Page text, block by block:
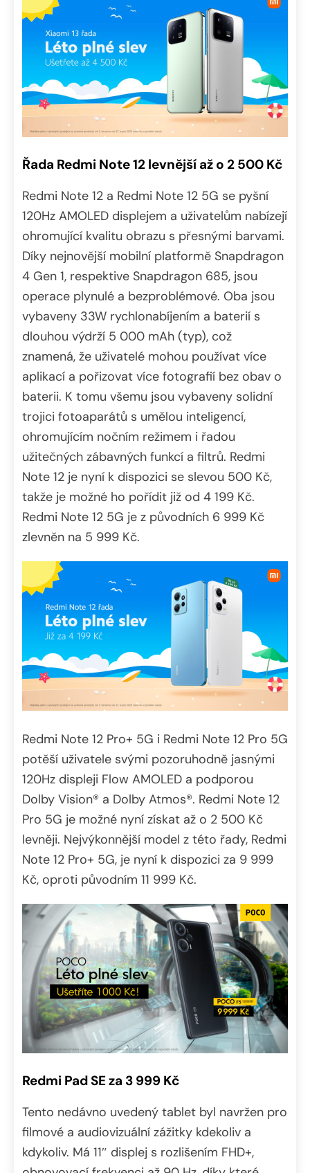
Řada Redmi Note 12 levnější až o 2 500 Kč
Redmi Note 12 a Redmi Note 12 5G se pyšní
120Hz AMOLED displejem a uživatelům nabízejí
ohromující kvalitu obrazu s přesnými barvami.
Díky nejnovější mobilní platformě Snapdragon
4 Gen 1, respektive Snapdragon 685, jsou
operace plynulé a bezproblémové. Oba jsou
vybaveny 33W rychlonabíjením a baterií s
dlouhou výdrží 5 000 mAh (typ), což
znamená, že uživatelé mohou používat více
aplikací a pořizovat více fotografií bez obav o
baterii. K tomu všemu jsou vybaveny solidní
trojici fotoaparátů s umělou inteligencí,
ohromujícím nočním režimem i řadou
užitečných zábavných funkcí a filtrů. Redmi
Note 12 je nyní k dispozici se slevou 500 Kč,
takže je možné ho pořídit již od 4 199 Kč.
Redmi Note 12 5G je z původních 6 999 Kč
zlevněn na 5 999 Kč.
Redmi Note 12 Pro+ 5G i Redmi Note 12 Pro 5G
potěší uživatele svými pozoruhodně jasnými
120Hz displeji Flow AMOLED a podporou
Dolby Vision® a Dolby Atmos®. Redmi Note 12
Pro 5G je možné nyní získat až o 2 500 Kč
levněji. Nejvýkonnější model z této řady, Redmi
Note 12 Pro+ 5G, je nyní k dispozici za 9 999
Kč, oproti původním 11 999 Kč.
Redmi Pad SE za 3 999 Kč
Tento nedávno uvedený tablet byl navržen pro
filmové a audiovizuální zážitky kdekoliv a
kdykoliv. Má 11″ displej s rozlišením FHD+,